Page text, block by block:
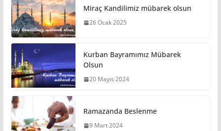
Miraç Kandilimiz mübarek olsun
26 Ocak 2025
Kurban Bayramımız Mübarek
Olsun
20 Mayıs 2024
Ramazanda Beslenme
9 Mart 2024